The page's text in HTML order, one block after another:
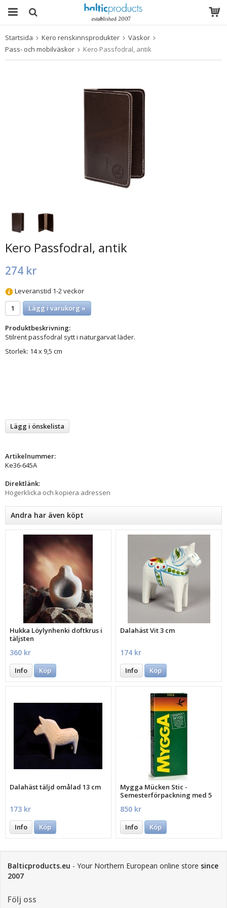
Produkten har blivit tillagd i varukorgen
Startsida Kero renskinnsprodukter
Väskor
Pass- och mobilväskor
Kero Passfodral, antik
Kero Passfodral, antik
274 kr
Leveranstid 1-2 veckor
Lägg i varukorg »
Produktbeskrivning:
Stilrent passfodral sytt i naturgarvat läder.
Storlek: 14 x 9,5 cm
Lägg i önskelista
Artikelnummer:
Ke36-645A
Direktlänk:
Högerklicka och kopiera adressen
Andra har även köpt
Hukka Löylynhenki doftkrus i
täljsten
360 kr
Info Köp
Dalahäst Vit 3 cm
174 kr
Info Köp
Dalahäst täljd omålad 13 cm
173 kr
Info Köp
Mygga Mücken Stic -
Semesterförpackning med 5
850 kr
Info Köp
Balticproducts.eu - Your Northern European online store since
2007
Följ oss